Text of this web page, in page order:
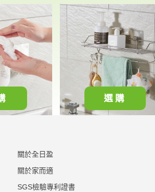
選購
關於全日盈
關於家而適
SGS檢驗專利證書